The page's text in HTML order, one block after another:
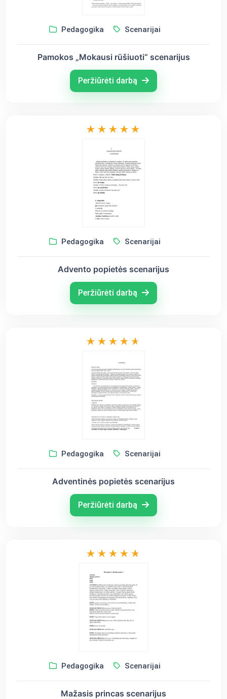
Pedagogika Scenarijai
Pamokos „Mokausi rūšiuoti“ scenarijus
Peržiūrėti darbą
Pedagogika Scenarijai
Advento popietės scenarijus
Peržiūrėti darbą
Pedagogika Scenarijai
Adventinės popietės scenarijus
Peržiūrėti darbą
Pedagogika Scenarijai
Mažasis princas scenarijus